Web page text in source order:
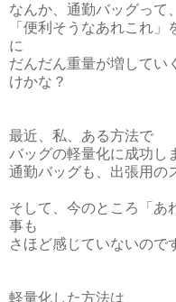
なんか、通勤バッグって、
「便利そうなあれこれ
に
だんだん重量が増してい
けかな？
最近、私、ある方法で
バッグの軽量化に成功し
通勤バッグも、出張用の
そして、今のところ「あ
事も
さほど感じていないので
軽量化した方法は